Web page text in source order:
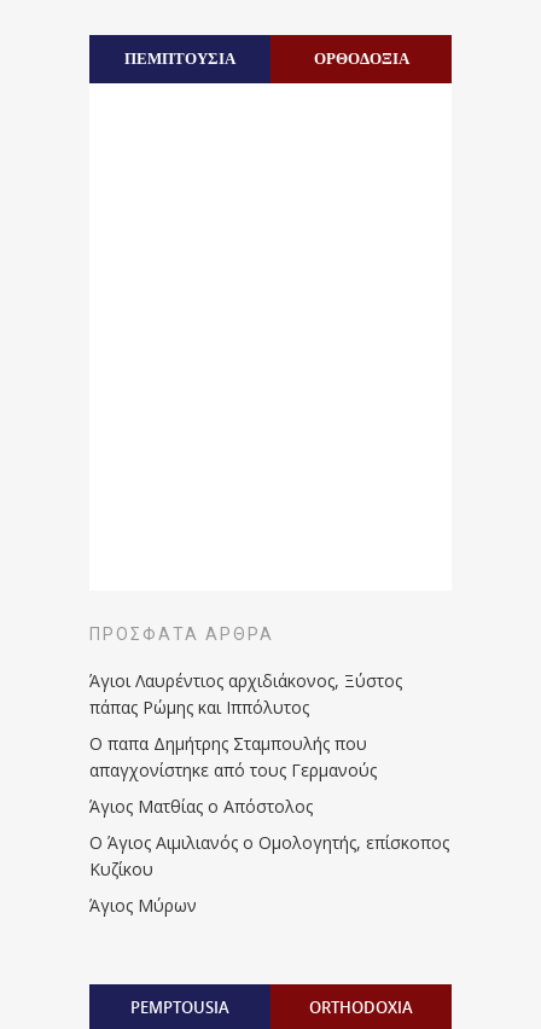
ΠΕΜΠΤΟΥΣΙΑ ΟΡΘΟΔΟΞΙΑ
ΠΡΌΣΦΑΤΑ ΆΡΘΡΑ
Άγιοι Λαυρέντιος αρχιδιάκονος, Ξύστος
πάπας Ρώμης και Ιππόλυτος
Ο παπα Δημήτρης Σταμπουλής που
απαγχονίστηκε από τους Γερμανούς
Άγιος Ματθίας ο Απόστολος
Ο Άγιος Αιμιλιανός ο Ομολογητής, επίσκοπος
Κυζίκου
Άγιος Μύρων
PEMPTOUSIA ORTHODOXIA